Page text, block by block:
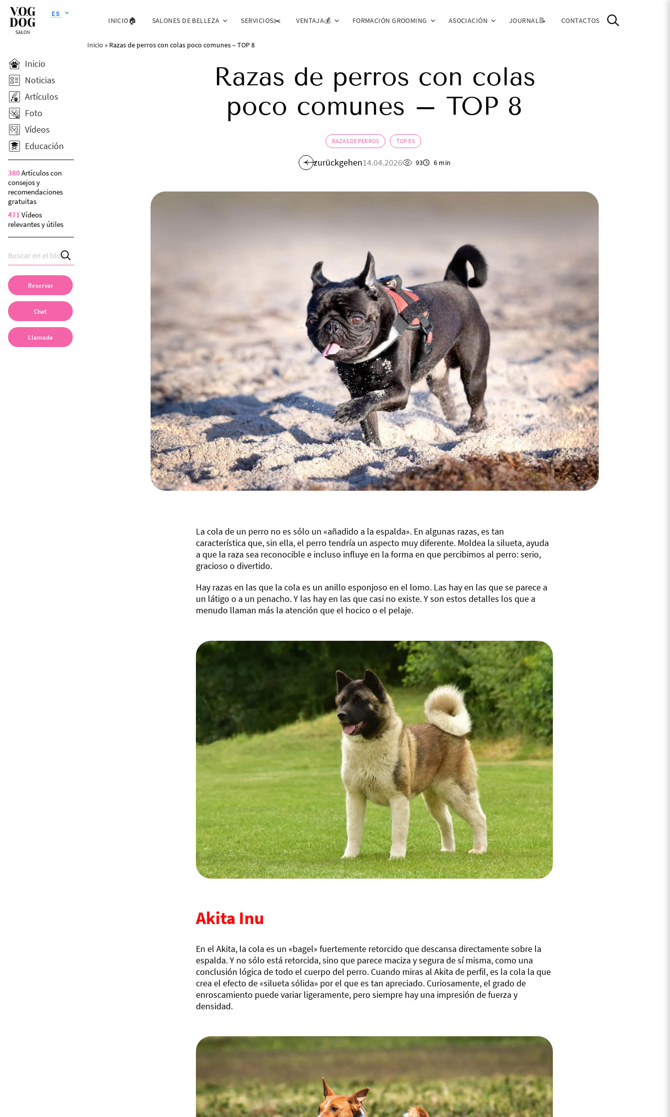
ES
INICIO🏠
SALONES DE BELLEZA SERVICIOS✂️ VENTAJA💰 FORMACIÓN GROOMING ASOCIACIÓN JOURNAL📝 CONTACTOS
Inicio » Razas de perros con colas poco comunes – TOP 8
Inicio
Noticias
Artículos
Foto
Vídeos
Educación
380Artículos con
consejos y
recomendaciones
gratuitas
471 Vídeos
relevantes y útiles
Reservar
Chat
Llamada
Razas de perros con colas
poco comunes – TOP 8
RAZAS DE PERROS TOP ES
zurückgehen14.04.2026 93 6 min
La cola de un perro no es sólo un «añadido a la espalda». En algunas razas, es tan
característica que, sin ella, el perro tendría un aspecto muy diferente. Moldea la silueta, ayuda
a que la raza sea reconocible e incluso influye en la forma en que percibimos al perro: serio,
gracioso o divertido.
Hay razas en las que la cola es un anillo esponjoso en el lomo. Las hay en las que se parece a
un látigo o a un penacho. Y las hay en las que casi no existe. Y son estos detalles los que a
menudo llaman más la atención que el hocico o el pelaje.
Akita Inu
En el Akita, la cola es un «bagel» fuertemente retorcido que descansa directamente sobre la
espalda. Y no sólo está retorcida, sino que parece maciza y segura de sí misma, como una
conclusión lógica de todo el cuerpo del perro. Cuando miras al Akita de perfil, es la cola la que
crea el efecto de «silueta sólida» por el que es tan apreciado. Curiosamente, el grado de
enroscamiento puede variar ligeramente, pero siempre hay una impresión de fuerza y
densidad.